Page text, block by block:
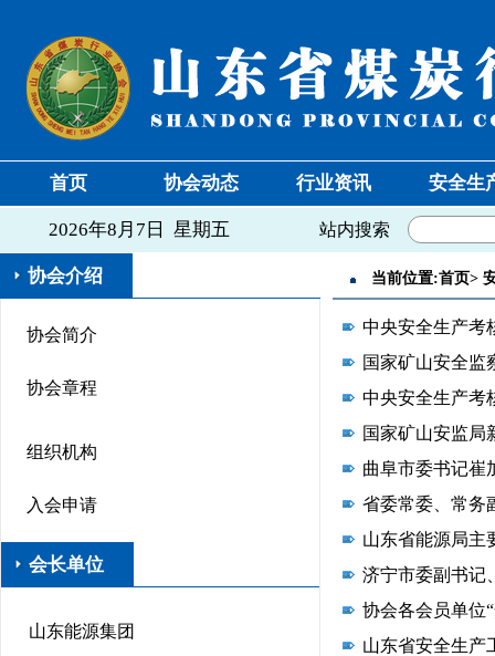
首页 协会动态 行业资讯 安全生
2026年8月7日 星期五 站内搜索
当前位置:首页>
中央安全生产考
国家矿山安全监
中央安全生产考
国家矿山安监局
曲阜市委书记崔
省委常委、常务
山东省能源局主
济宁市委副书记
协会各会员单位
山东省安全生产
协会介绍
协会简介
协会章程
组织机构
入会申请
会长单位
山东能源集团